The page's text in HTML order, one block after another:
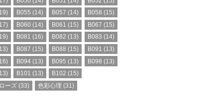
B055 (14) B057 (14) B058 (15)
B060 (14) B061 (15) B067 (15)
B081 (16) B082 (13) B083 (14)
B087 (15) B088 (15) B091 (13)
B094 (13) B095 (13) B098 (13)
B101 (13) B102 (15)
ーズ (33) 色彩心理 (31)